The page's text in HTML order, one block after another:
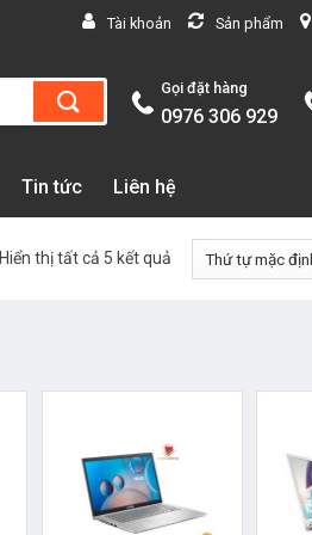
Tài khoản Sản phẩm
Gọi đặt hàng
0976 306 929
Tin tức Liên hệ
Hiển thị tất cả 5 kết quả